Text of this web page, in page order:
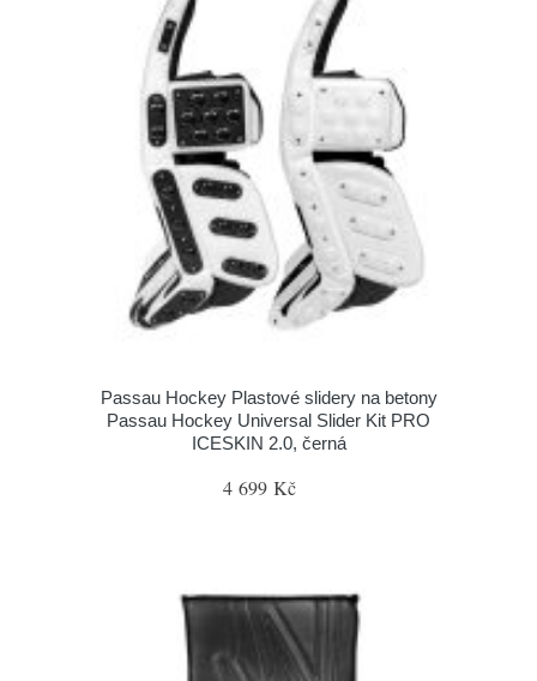
Passau Hockey Plastové slidery na betony
Passau Hockey Universal Slider Kit PRO
ICESKIN 2.0, černá
4 699 Kč